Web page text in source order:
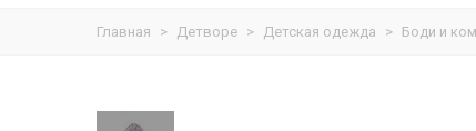
Главная > Детворе > Детская одежда > Боди и